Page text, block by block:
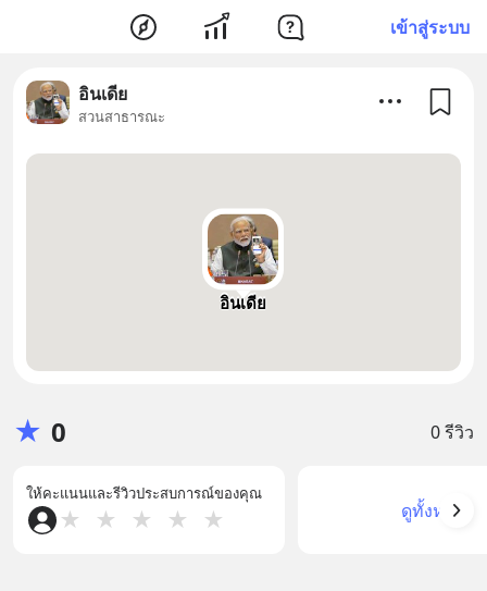
เข้าสู่ระบบ
อินเดีย
สวนสาธารณะ
อินเดีย
★ 0 0 รีวิว
ให้คะแนนและรีวิวประสบการณ์ของคุณ
★ ★ ★ ★ ★ ดูทั้งหมด